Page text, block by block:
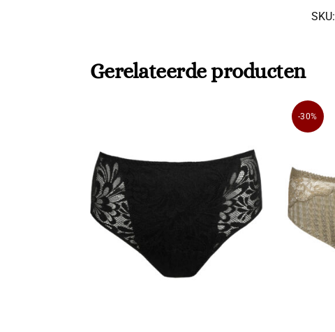
SKU:
Gerelateerde producten
-30%